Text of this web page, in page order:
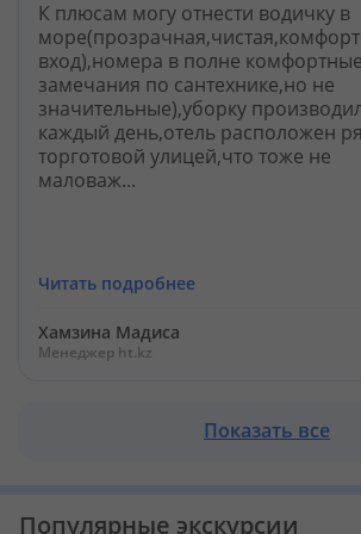
К плюсам могу отнести водичку в
вход),номера в полне
замечания по сантехнике,но не
значительные),уборку
каждый день,отель расположен
торготовой улицей,что тоже не
маловаж...
Читать подробнее
Хамзина Мадиса
Менеджер ht.kz
Показать все
Популярные экскурсии